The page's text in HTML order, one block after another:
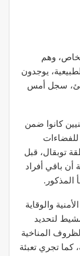
المحلية بإقليم الحوز أن 3 أشخاص، وهم
يوجدون
سجل أمس
كانوا ضمن
توبقال، قبل
أن باقي أفراد
المذكور.
والوقاية
لتحديد
المناخية
كما تجري تعبئة